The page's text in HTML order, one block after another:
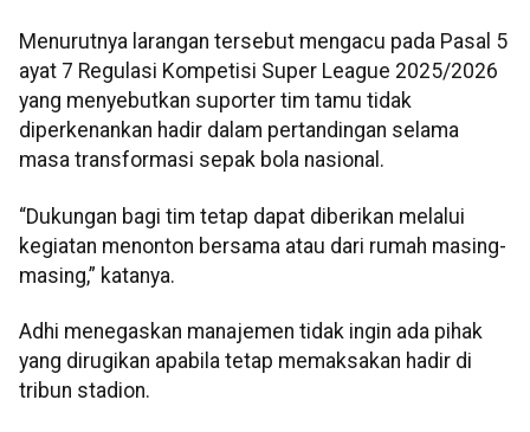
Menurutnya larangan tersebut mengacu pada Pasal 5
ayat 7 Regulasi Kompetisi Super League 2025/2026
yang menyebutkan suporter tim tamu tidak
diperkenankan hadir dalam pertandingan selama
masa transformasi sepak bola nasional.
“Dukungan bagi tim tetap dapat diberikan melalui
kegiatan menonton bersama atau dari rumah masing-
masing,” katanya.
Adhi menegaskan manajemen tidak ingin ada pihak
yang dirugikan apabila tetap memaksakan hadir di
tribun stadion.